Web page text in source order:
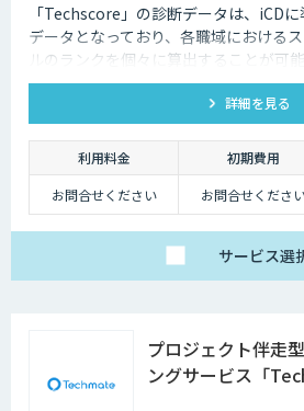
「Techscore」の診断データは、iCD
データとなっており、各職域における
ルのランクを個々に算出することが可
スキル状態を確認することで必要な学
選定にもご活用いただけます。詳細を見る
利用料金 初期費用
お問合せください
お問合せくださ
サービス選
プロジェクト伴走
ングサービス「